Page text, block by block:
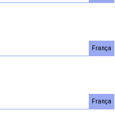
França
França